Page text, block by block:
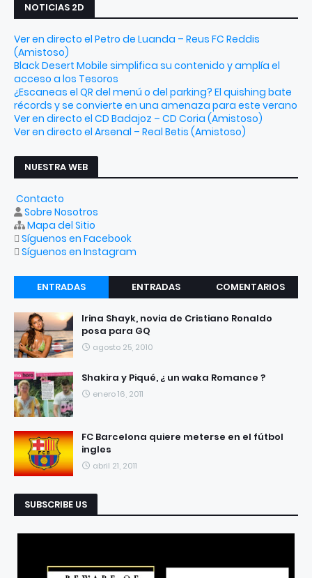
NOTICIAS 2D
Ver en directo el Petro de Luanda – Reus FC Reddis
(Amistoso)
Black Desert Mobile simplifica su contenido y amplía el
acceso a los Tesoros
¿Escaneas el QR del menú o del parking? El quishing bate
récords y se convierte en una amenaza para este verano
Ver en directo el CD Badajoz – CD Coria (Amistoso)
Ver en directo el Arsenal – Real Betis (Amistoso)
NUESTRA WEB
Contacto
Sobre Nosotros
Mapa del Sitio
Síguenos en Facebook
Síguenos en Instagram
ENTRADAS
RECIENTES
ENTRADAS
COMENTARIOS
Irina Shayk, novia de Cristiano Ronaldo
posa para GQ
agosto 25, 2010
Shakira y Piqué, ¿ un waka Romance ?
enero 16, 2011
FC Barcelona quiere meterse en el fútbol
ingles
abril 21, 2011
SUBSCRIBE US